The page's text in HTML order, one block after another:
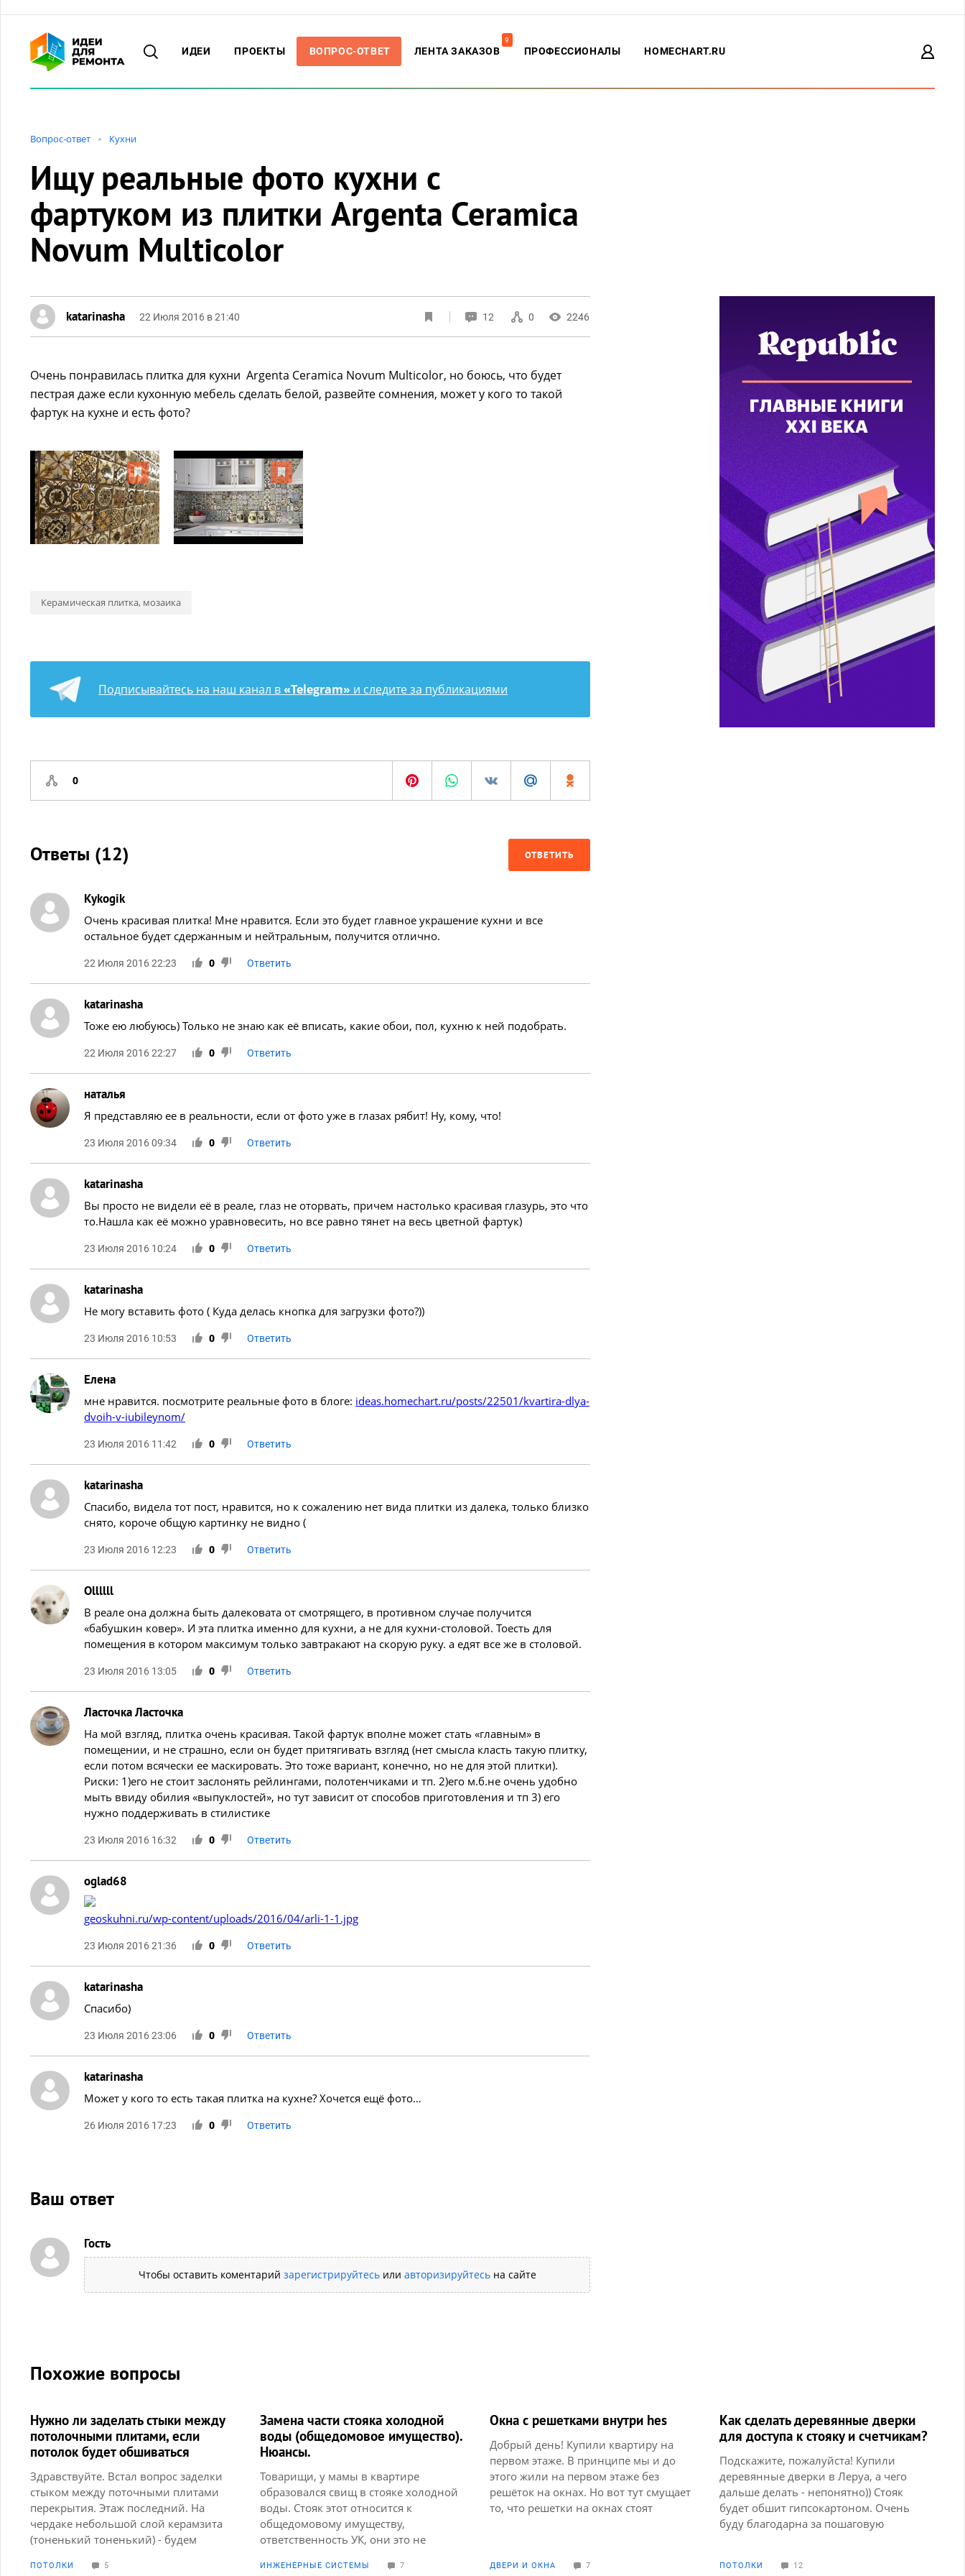
ИДЕИ ПРОЕКТЫ ВОПРОС-ОТВЕТ ЛЕНТА ЗАКАЗОВ
9
ПРОФЕССИОНАЛЫ HOMECHART.RU
Вопрос-ответ Кухни
Ищу реальные фото кухни с
фартуком из плитки Argenta Ceramica
Novum Multicolor
katarinasha 22 Июля 2016 в 21:40 12 0 2246
Очень понравилась плитка для кухни Argenta Ceramica Novum Multicolor, но боюсь, что будет
пестрая даже если кухонную мебель сделать белой, развейте сомнения, может у кого то такой
фартук на кухне и есть фото?
Керамическая плитка, мозаика
Подписывайтесь на наш канал в«Telegram» и следите за публикациями
0
Ответы (12) ОТВЕТИТЬ
Kykogik
Очень красивая плитка! Мне нравится. Если это будет главное украшение кухни и все
остальное будет сдержанным и нейтральным, получится отлично.
22 Июля 2016 22:23 0 Ответить
katarinasha
Тоже ею любуюсь) Только не знаю как её вписать, какие обои, пол, кухню к ней подобрать.
22 Июля 2016 22:27 0 Ответить
наталья
Я представляю ее в реальности, если от фото уже в глазах рябит! Ну, кому, что!
23 Июля 2016 09:34 0 Ответить
katarinasha
Вы просто не видели её в реале, глаз не оторвать, причем настолько красивая глазурь, это что
то.Нашла как её можно уравновесить, но все равно тянет на весь цветной фартук)
23 Июля 2016 10:24 0 Ответить
katarinasha
Не могу вставить фото ( Куда делась кнопка для загрузки фото?))
23 Июля 2016 10:53 0 Ответить
Елена
мне нравится. посмотрите реальные фото в блоге: ideas.homechart.ru/posts/22501/kvartira-dlya-
dvoih-v-iubileynom/
23 Июля 2016 11:42 0 Ответить
katarinasha
Спасибо, видела тот пост, нравится, но к сожалению нет вида плитки из далека, только близко
снято, короче общую картинку не видно (
23 Июля 2016 12:23 0 Ответить
Ollllll
В реале она должна быть далековата от смотрящего, в противном случае получится
«бабушкин ковер». И эта плитка именно для кухни, а не для кухни-столовой. Тоесть для
помещения в котором максимум только завтракают на скорую руку. а едят все же в столовой.
23 Июля 2016 13:05 0 Ответить
Ласточка Ласточка
На мой взгляд, плитка очень красивая. Такой фартук вполне может стать «главным» в
помещении, и не страшно, если он будет притягивать взгляд (нет смысла класть такую плитку,
если потом всячески ее маскировать. Это тоже вариант, конечно, но не для этой плитки).
Риски: 1)его не стоит заслонять рейлингами, полотенчиками и тп. 2)его м.б.не очень удобно
мыть ввиду обилия «выпуклостей», но тут зависит от способов приготовления и тп 3) его
нужно поддерживать в стилистике
23 Июля 2016 16:32 0 Ответить
oglad68
geoskuhni.ru/wp-content/uploads/2016/04/arli-1-1.jpg
23 Июля 2016 21:36 0 Ответить
katarinasha
Спасибо)
23 Июля 2016 23:06 0 Ответить
katarinasha
Может у кого то есть такая плитка на кухне? Хочется ещё фото…
26 Июля 2016 17:23 0 Ответить
Ваш ответ
Гость
Чтобы оставить коментарий зарегистрируйтесьили авторизируйтесьна сайте
Похожие вопросы
Нужно ли заделать стыки между
потолочными плитами, если
потолок будет обшиваться
Здравствуйте. Встал вопрос заделки
стыком между поточными плитами
перекрытия. Этаж последний. На
чердаке небольшой слой керамзита
(тоненький тоненький) - будем
квартире БЧО и зимой было при
ПОТОЛКИ 5
Замена части стояка холодной
воды (общедомовое имущество).
Нюансы.
Товарищи, у мамы в квартире
образовался свищ в стояке холодной
воды. Стояк этот относится к
общедомовому имуществу,
ответственность УК, они это не
дом 50х годов, сталинка. Наша
ИНЖЕНЕРНЫЕ СИСТЕМЫ 7
Окна с решетками внутри hes
Добрый день! Купили квартиру на
первом этаже. В принципе мы и до
этого жили на первом этаже без
решёток на окнах. Но вот тут смущает
то, что решетки на окнах стоят
с решёткой. К тому же волнует
ДВЕРИ И ОКНА 7
Как сделать деревянные дверки
для доступа к стояку и счетчикам?
Подскажите, пожалуйста! Купили
деревянные дверки в Леруа, а чего
дальше делать - непонятно)) Стояк
будет обшит гипсокартоном. Очень
буду благодарна за пошаговую
ПОТОЛКИ 12